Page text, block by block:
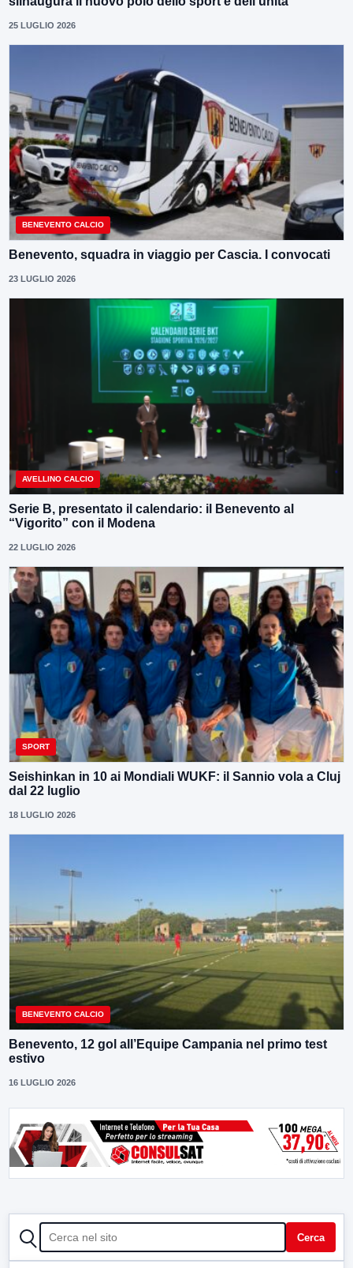
25 LUGLIO 2026
BENEVENTO CALCIO
Benevento, squadra in viaggio per Cascia. I convocati
23 LUGLIO 2026
AVELLINO CALCIO
Serie B, presentato il calendario: il Benevento al
“Vigorito” con il Modena
22 LUGLIO 2026
SPORT
Seishinkan in 10 ai Mondiali WUKF: il Sannio vola a Cluj
dal 22 luglio
18 LUGLIO 2026
BENEVENTO CALCIO
Benevento, 12 gol all’Equipe Campania nel primo test
estivo
16 LUGLIO 2026
CERCA Cerca